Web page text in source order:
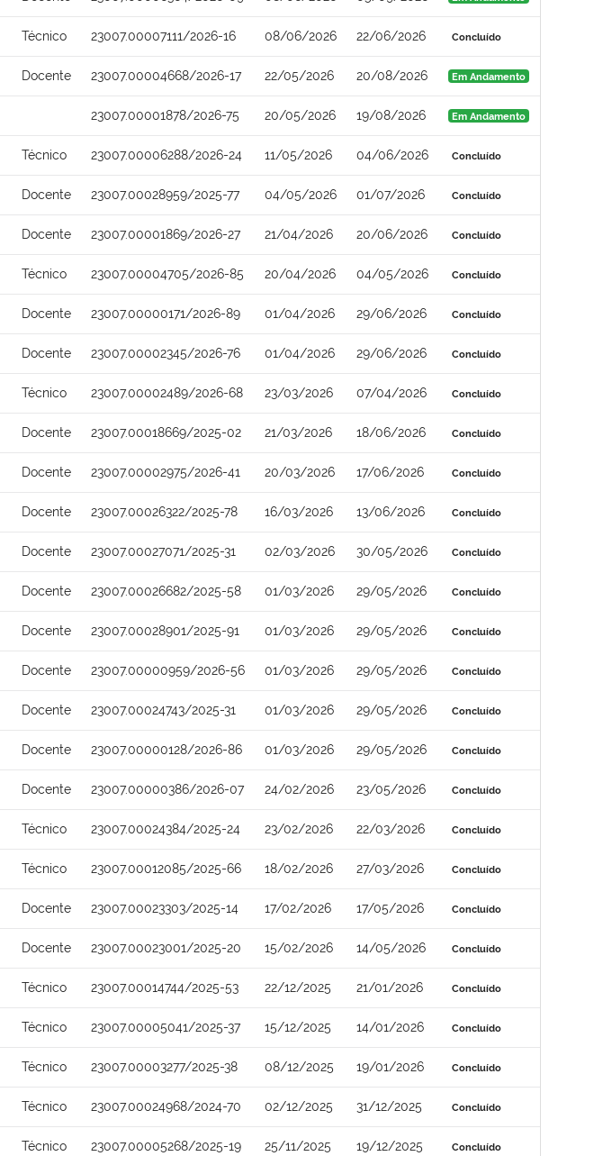
Técnico 23007.00007111/2026-16 08/06/2026 22/06/2026 Concluído
Docente 23007.00004668/2026-17 22/05/2026 20/08/2026 Em Andamento
23007.00001878/2026-75 20/05/2026 19/08/2026 Em Andamento
Técnico 23007.00006288/2026-24 11/05/2026 04/06/2026 Concluído
Docente 23007.00028959/2025-77 04/05/2026 01/07/2026 Concluído
Docente 23007.00001869/2026-27 21/04/2026 20/06/2026 Concluído
Técnico 23007.00004705/2026-85 20/04/2026 04/05/2026 Concluído
Docente 23007.00000171/2026-89 01/04/2026 29/06/2026 Concluído
Docente 23007.00002345/2026-76 01/04/2026 29/06/2026 Concluído
Técnico 23007.00002489/2026-68 23/03/2026 07/04/2026 Concluído
Docente 23007.00018669/2025-02 21/03/2026 18/06/2026 Concluído
Docente 23007.00002975/2026-41 20/03/2026 17/06/2026 Concluído
Docente 23007.00026322/2025-78 16/03/2026 13/06/2026 Concluído
Docente 23007.00027071/2025-31 02/03/2026 30/05/2026 Concluído
Docente 23007.00026682/2025-58 01/03/2026 29/05/2026 Concluído
Docente 23007.00028901/2025-91 01/03/2026 29/05/2026 Concluído
Docente 23007.00000959/2026-56 01/03/2026 29/05/2026 Concluído
Docente 23007.00024743/2025-31 01/03/2026 29/05/2026 Concluído
Docente 23007.00000128/2026-86 01/03/2026 29/05/2026 Concluído
Docente 23007.00000386/2026-07 24/02/2026 23/05/2026 Concluído
Técnico 23007.00024384/2025-24 23/02/2026 22/03/2026 Concluído
Técnico 23007.00012085/2025-66 18/02/2026 27/03/2026 Concluído
Docente 23007.00023303/2025-14 17/02/2026 17/05/2026 Concluído
Docente 23007.00023001/2025-20 15/02/2026 14/05/2026 Concluído
Técnico 23007.00014744/2025-53 22/12/2025 21/01/2026 Concluído
Técnico 23007.00005041/2025-37 15/12/2025 14/01/2026 Concluído
Técnico 23007.00003277/2025-38 08/12/2025 19/01/2026 Concluído
Técnico 23007.00024968/2024-70 02/12/2025 31/12/2025 Concluído
Técnico 23007.00005268/2025-19 25/11/2025 19/12/2025 Concluído